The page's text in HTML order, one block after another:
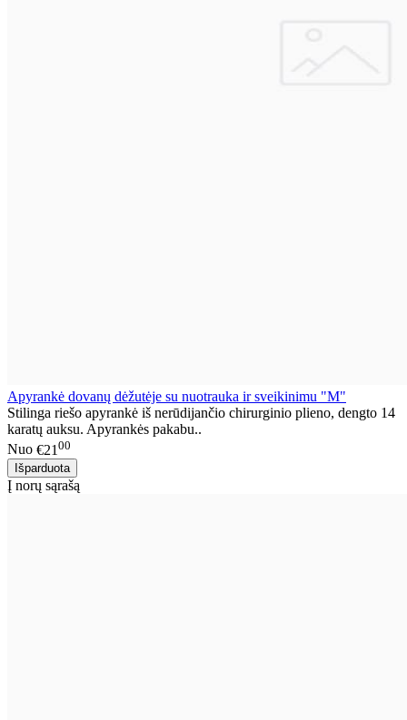
Apyrankė dovanų dėžutėje su nuotrauka ir sveikinimu "M"
Stilinga riešo apyrankė iš nerūdijančio chirurginio plieno, dengto 14
karatų auksu. Apyrankės pakabu..
Nuo €21 00
Į norų sąrašą